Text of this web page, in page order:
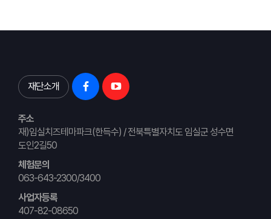
재단소개
주소
재)임실치즈테마파크(한득수) / 전북특별자치도 임실군 성수면
도인2길50
체험문의
063-643-2300/3400
사업자등록
407-82-08650